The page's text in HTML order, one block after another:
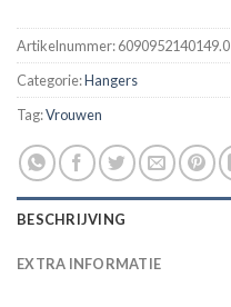
Artikelnummer:6090952140149.0
Categorie:Hangers
Tag:Vrouwen
BESCHRIJVING
EXTRA INFORMATIE